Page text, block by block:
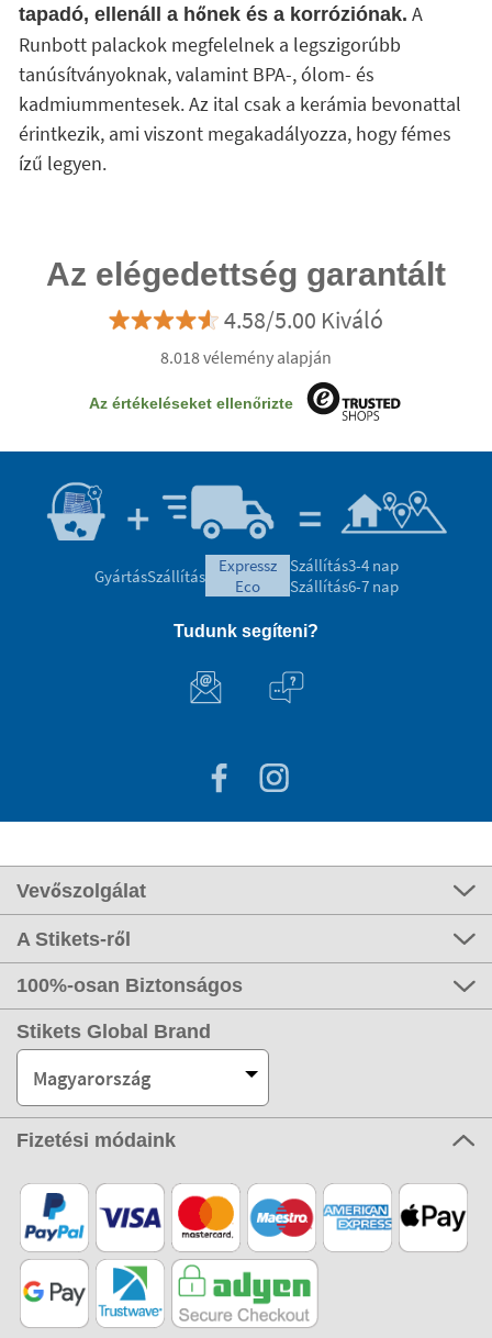
tapadó, ellenáll a hőnek és a korróziónak. A
Runbott palackok megfelelnek a legszigorúbb
tanúsítványoknak, valamint BPA-, ólom- és
kadmiummentesek. Az ital csak a kerámia bevonattal
érintkezik, ami viszont megakadályozza, hogy fémes
ízű legyen.
Az elégedettség garantált
4.58/5.00 Kiváló
8.018 vélemény alapján
Az értékeléseket ellenőrizte
GyártásSzállítás
expressz
eco
Szállítás3-4 nap
Szállítás6-7 nap
Tudunk segíteni?
Vevőszolgálat
A Stikets-ről
100%-osan Biztonságos
Stikets Global Brand
Magyarország
Fizetési módaink